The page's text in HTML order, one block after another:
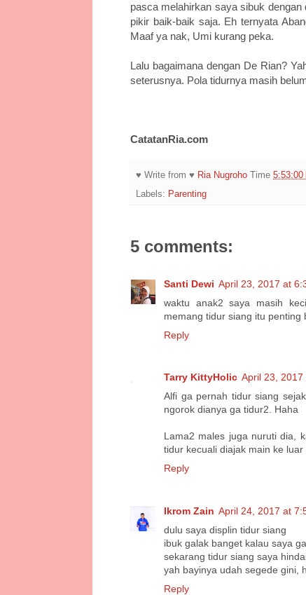
pasca melahirkan saya sibuk
pikir baik-baik saja. Eh ternyata
Maaf ya nak, Umi kurang peka.
Lalu bagaimana dengan De Rian?
seterusnya. Pola tidurnya masih
CatatanRia.com
♥ Write from ♥ Ria Nugroho Time 5:53:00
Labels: Parenting
5 comments:
Santi Dewi April 23, 2017 at
waktu anak2 saya masih
memang tidur siang itu penting
Reply
Tarry KittyHolic April 23, 2017
Alfi ga pernah tidur siang
ngorok dianya ga tidur2. Haha
Lama2 males juga nuruti dia,
tidur kecuali diajak main ke luar
Reply
Ikrom Zain April 24, 2017 at
dulu saya displin tidur siang
ibuk galak banget kalau saya
sekarang tidur siang saya
yah bayinya udah segede gini,
Reply